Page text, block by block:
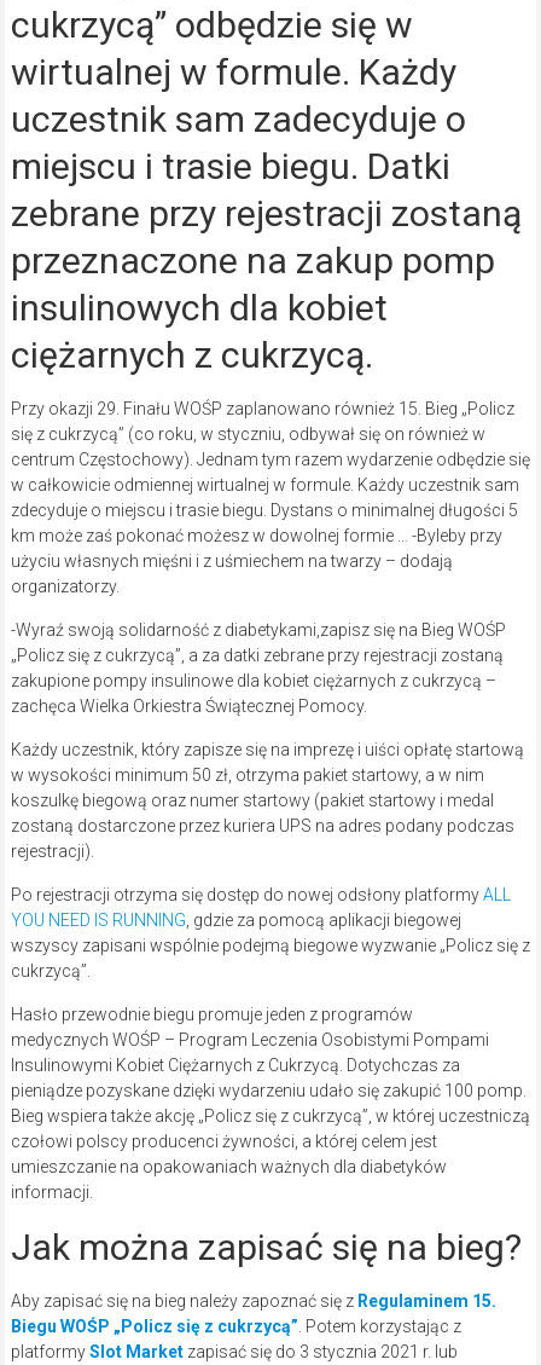
cukrzycą” odbędzie się w
wirtualnej w formule. Każdy
uczestnik sam zadecyduje o
miejscu i trasie biegu. Datki
zebrane przy rejestracji zostaną
przeznaczone na zakup pomp
insulinowych dla kobiet
ciężarnych z cukrzycą.
Przy okazji 29. Finału WOŚP zaplanowano również 15. Bieg „Policz
się z cukrzycą” (co roku, w styczniu, odbywał się on również w
centrum Częstochowy). Jednam tym razem wydarzenie odbędzie się
w całkowicie odmiennej wirtualnej w formule. Każdy uczestnik sam
zdecyduje o miejscu i trasie biegu. Dystans o minimalnej długości 5
km może zaś pokonać możesz w dowolnej formie … -Byleby przy
użyciu własnych mięśni i z uśmiechem na twarzy – dodają
organizatorzy.
-Wyraź swoją solidarność z diabetykami,zapisz się na Bieg WOŚP
„Policz się z cukrzycą”, a za datki zebrane przy rejestracji zostaną
zakupione pompy insulinowe dla kobiet ciężarnych z cukrzycą –
zachęca Wielka Orkiestra Świątecznej Pomocy.
Każdy uczestnik, który zapisze się na imprezę i uiści opłatę startową
w wysokości minimum 50 zł, otrzyma pakiet startowy, a w nim
koszulkę biegową oraz numer startowy (pakiet startowy i medal
zostaną dostarczone przez kuriera UPS na adres podany podczas
rejestracji).
Po rejestracji otrzyma się dostęp do nowej odsłony platformyALL
YOU NEED IS RUNNING , gdzie za pomocą aplikacji biegowej
wszyscy zapisani wspólnie podejmą biegowe wyzwanie „Policz się z
cukrzycą”.
Hasło przewodnie biegu promuje jeden z programów
medycznych WOŚP – Program Leczenia Osobistymi Pompami
Insulinowymi Kobiet Ciężarnych z Cukrzycą. Dotychczas za
pieniądze pozyskane dzięki wydarzeniu udało się zakupić 100 pomp.
Bieg wspiera także akcję „Policz się z cukrzycą”, w której uczestniczą
czołowi polscy producenci żywności, a której celem jest
umieszczanie na opakowaniach ważnych dla diabetyków
informacji.
Jak można zapisać się na bieg?
Aby zapisać się na bieg należy zapoznać się z Regulaminem 15.
Biegu WOŚP „Policz się z cukrzycą” . Potem korzystając z
platformySlot Market zapisać się do 3 stycznia 2021 r. lub